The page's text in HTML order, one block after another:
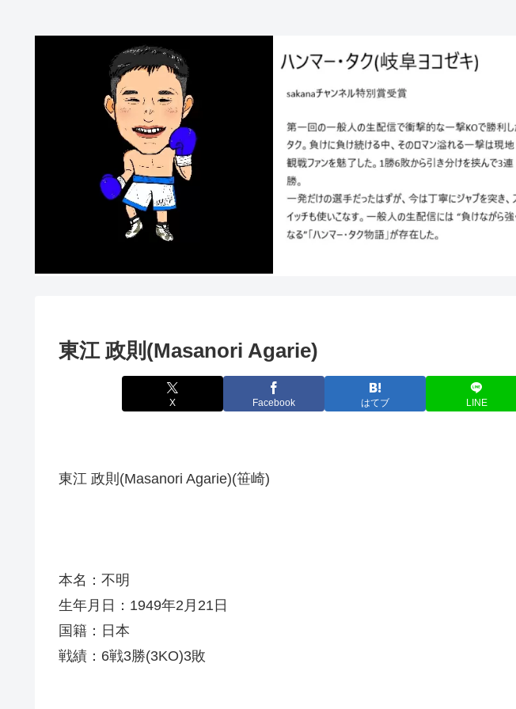
東江 政則(Masanori Agarie)
X Facebook はてブ LINE
東江 政則(Masanori Agarie)(笹崎)
本名：不明
生年月日：1949年2月21日
国籍：日本
戦績：6戦3勝(3KO)3敗